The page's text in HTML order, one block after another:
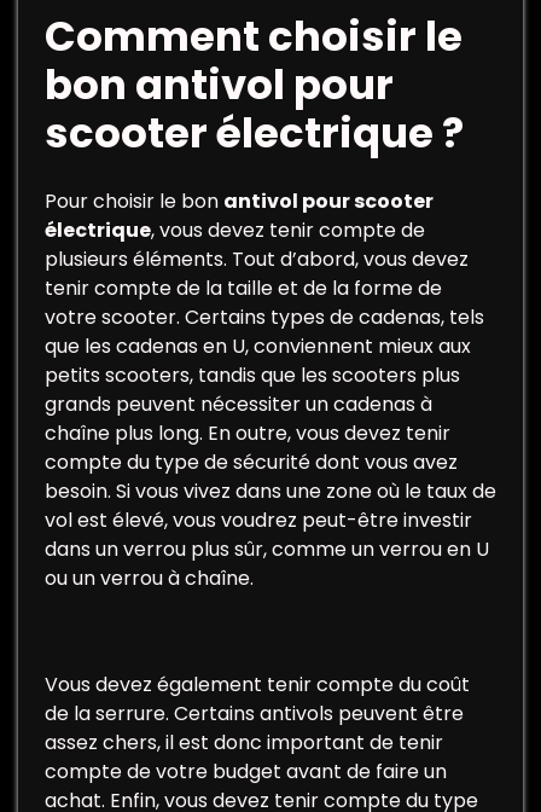
Comment choisir le
bon antivol pour
scooter électrique ?
Pour choisir le bon antivol pour scooter
électrique, vous devez tenir compte de
plusieurs éléments. Tout d’abord, vous devez
tenir compte de la taille et de la forme de
votre scooter. Certains types de cadenas, tels
que les cadenas en U, conviennent mieux aux
petits scooters, tandis que les scooters plus
grands peuvent nécessiter un cadenas à
chaîne plus long. En outre, vous devez tenir
compte du type de sécurité dont vous avez
besoin. Si vous vivez dans une zone où le taux de
vol est élevé, vous voudrez peut-être investir
dans un verrou plus sûr, comme un verrou en U
ou un verrou à chaîne.
Vous devez également tenir compte du coût
de la serrure. Certains antivols peuvent être
assez chers, il est donc important de tenir
compte de votre budget avant de faire un
achat. Enfin, vous devez tenir compte du type